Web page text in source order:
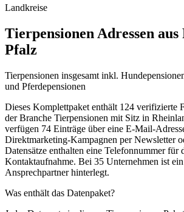
Landkreise
Tierpensionen Adressen aus
Pfalz
Tierpensionen insgesamt inkl.
und Pferdepensionen
Dieses Komplettpaket enthält 124 verifizierte
der Branche Tierpensionen mit Sitz in
verfügen 74 Einträge über eine E-Mail-
Direktmarketing-Kampagnen per Newsletter
Datensätze enthalten eine Telefonnummer für
Kontaktaufnahme. Bei 35 Unternehmen ist
Ansprechpartner hinterlegt.
Was enthält das Datenpaket?